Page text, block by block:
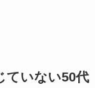
ていない50代